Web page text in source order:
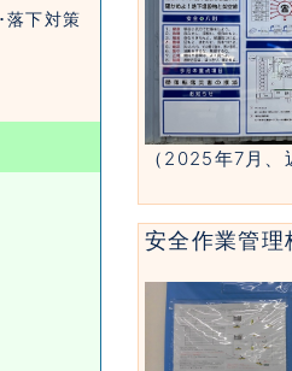
下対策
（2025年7月、
安全作業管理